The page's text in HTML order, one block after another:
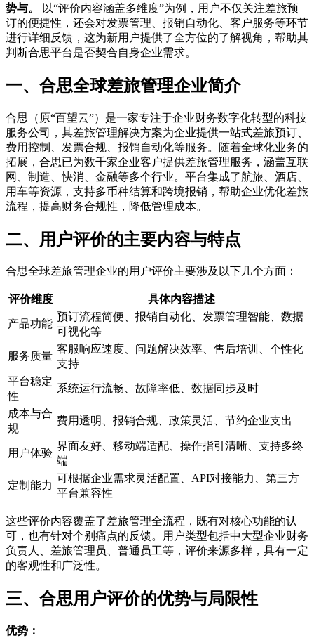
势与。
以“评价内容涵盖多维度”为例，用户不仅关注差旅预
订的便捷性，还会对发票管理、报销自动化、客户服务等环节
进行详细反馈，这为新用户提供了全方位的了解视角，帮助其
判断合思平台是否契合自身企业需求。
一、合思全球差旅管理企业简介
合思（原“百望云”）是一家专注于企业财务数字化转型的科技
服务公司，其差旅管理解决方案为企业提供一站式差旅预订、
费用控制、发票合规、报销自动化等服务。随着全球化业务的
拓展，合思已为数千家企业客户提供差旅管理服务，涵盖互联
网、制造、快消、金融等多个行业。平台集成了航旅、酒店、
用车等资源，支持多币种结算和跨境报销，帮助企业优化差旅
流程，提高财务合规性，降低管理成本。
二、用户评价的主要内容与特点
合思全球差旅管理企业的用户评价主要涉及以下几个方面：
评价维度 具体内容描述
产品功能
预订流程简便、报销自动化、发票管理智能、数据
可视化等
服务质量
客服响应速度、问题解决效率、售后培训、个性化
支持
平台稳定
性
系统运行流畅、故障率低、数据同步及时
成本与合
规
费用透明、报销合规、政策灵活、节约企业支出
用户体验
界面友好、移动端适配、操作指引清晰、支持多终
端
定制能力
可根据企业需求灵活配置、API对接能力、第三方
平台兼容性
这些评价内容覆盖了差旅管理全流程，既有对核心功能的认
可，也有针对个别痛点的反馈。用户类型包括中大型企业财务
负责人、差旅管理员、普通员工等，评价来源多样，具有一定
的客观性和广泛性。
三、合思用户评价的优势与局限性
优势：